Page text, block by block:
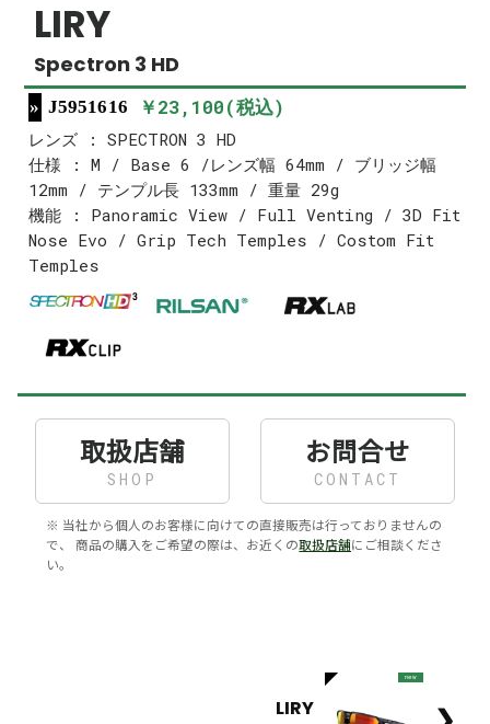
LIRY
Spectron 3 HD
J5951616 ￥23,100(税込)
レンズ : SPECTRON 3 HD
仕様 : M / Base 6 /レンズ幅 64mm / ブリッジ幅
12mm / テンプル長 133mm / 重量 29g
機能 : Panoramic View / Full Venting / 3D Fit
Nose Evo / Grip Tech Temples / Costom Fit
Temples
取扱店舗
SHOP
お問合せ
CONTACT
※ 当社から個人のお客様に向けての直接販売は行っておりませんの
で、 商品の購入をご希望の際は、お近くの取扱店舗にご相談くださ
い。
LIRY
new